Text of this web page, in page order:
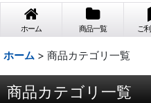
ホーム 商品一覧 ご
ホーム > 商品カテゴリ一覧
商品カテゴリ一覧